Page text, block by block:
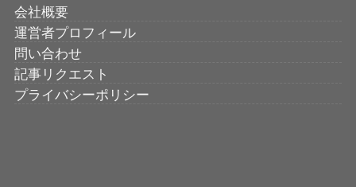
会社概要
運営者プロフィール
問い合わせ
記事リクエスト
プライバシーポリシー